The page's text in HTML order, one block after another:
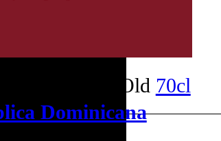
15 Year Old 70cl
Dominicana